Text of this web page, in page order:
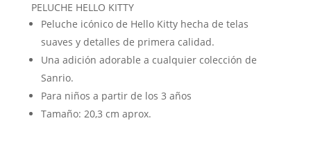
PELUCHE HELLO KITTY
Peluche icónico de Hello Kitty hecha de telas
suaves y detalles de primera calidad.
Una adición adorable a cualquier colección de
Sanrio.
Para niños a partir de los 3 años
Tamaño: 20,3 cm aprox.